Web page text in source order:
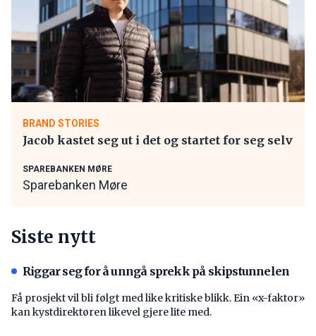
BRAND STORIES
Jacob kastet seg ut i det og startet for seg selv
SPAREBANKEN MØRE
Sparebanken Møre
Siste nytt
Riggar seg for å unngå sprekk på skipstunnelen
Få prosjekt vil bli følgt med like kritiske blikk. Ein «x-faktor»
kan kystdirektøren likevel gjere lite med.